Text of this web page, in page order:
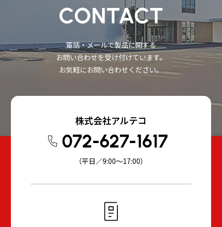
CONTACT
電話・メールで製品に関する
お問い合わせを受け付けています。
お気軽にお問い合わせください。
株式会社アルテコ
072-627-1617
（平日／9:00～17:00）